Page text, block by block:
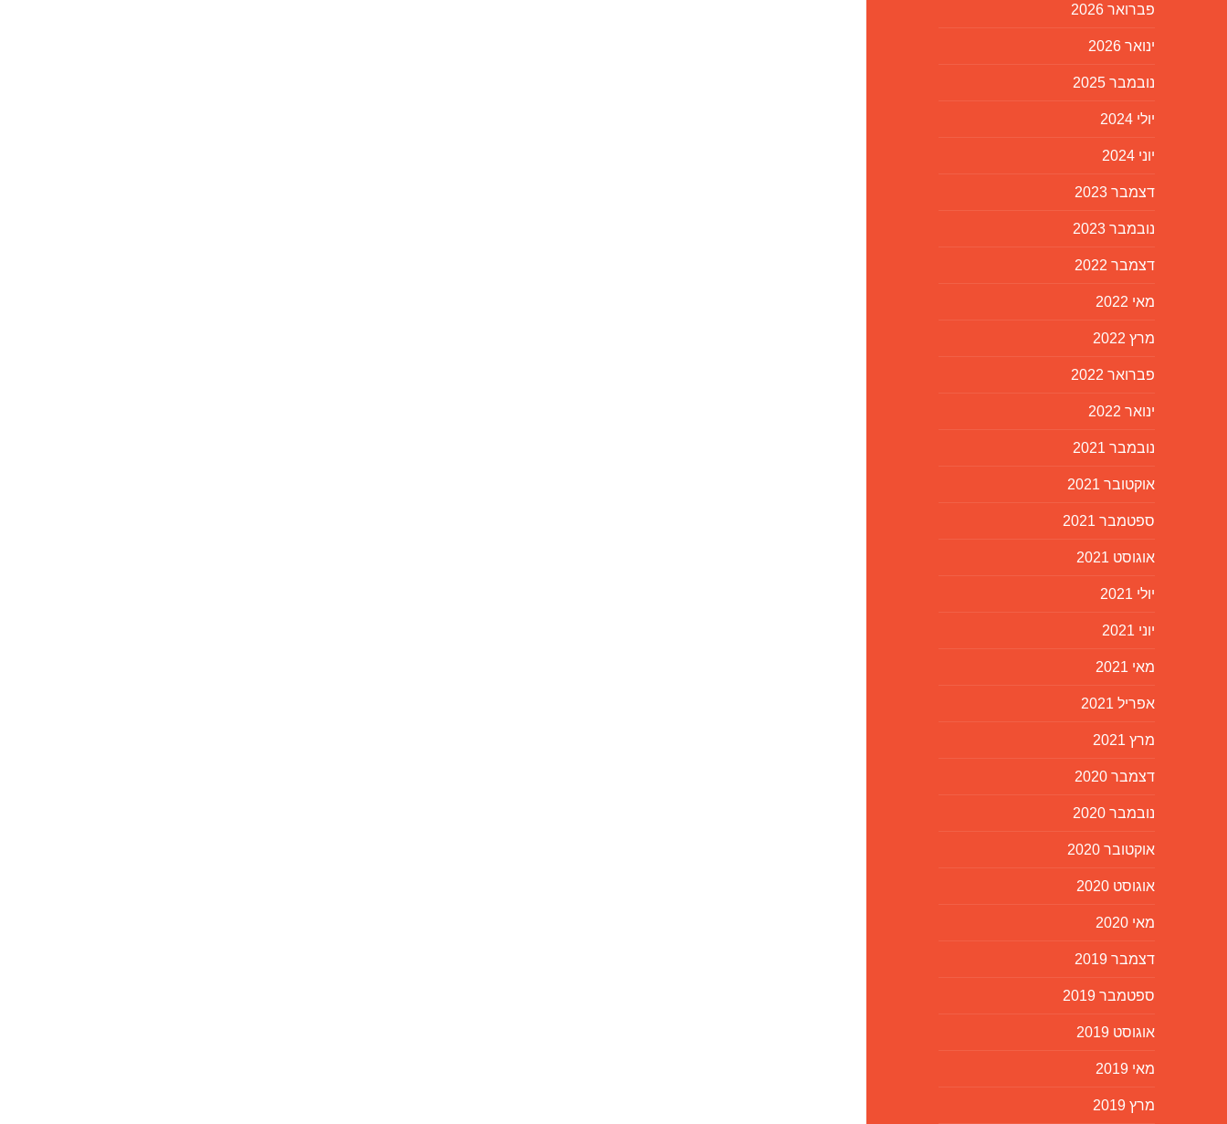
פברואר 2026
ינואר 2026
נובמבר 2025
יולי 2024
יוני 2024
דצמבר 2023
נובמבר 2023
דצמבר 2022
מאי 2022
מרץ 2022
פברואר 2022
ינואר 2022
נובמבר 2021
אוקטובר 2021
ספטמבר 2021
אוגוסט 2021
יולי 2021
יוני 2021
מאי 2021
אפריל 2021
מרץ 2021
דצמבר 2020
נובמבר 2020
אוקטובר 2020
אוגוסט 2020
מאי 2020
דצמבר 2019
ספטמבר 2019
אוגוסט 2019
מאי 2019
מרץ 2019